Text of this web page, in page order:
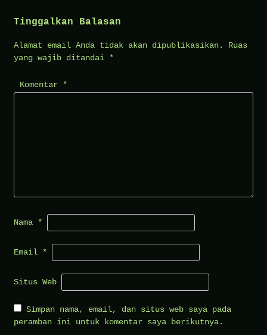
Tinggalkan Balasan
Alamat email Anda tidak akan dipublikasikan.
Ruas
yang wajib ditandai *
Komentar *
Nama *
Email *
Situs Web
Simpan nama, email, dan situs web saya pada
peramban ini untuk komentar saya berikutnya.